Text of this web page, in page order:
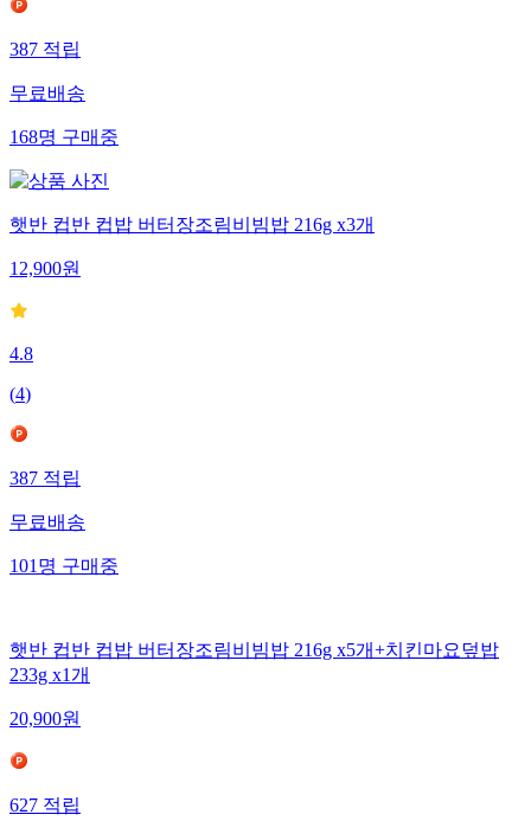
387 적립
무료배송
168명 구매중
햇반 컵반 컵밥 버터장조림비빔밥 216g x3개
12,900원
4.8
(4)
387 적립
무료배송
101 명 구매중
햇반 컵반 컵밥 버터장조림비빔밥 216g x5개+치킨마요덮밥
233g x1개
20,900원
627적립